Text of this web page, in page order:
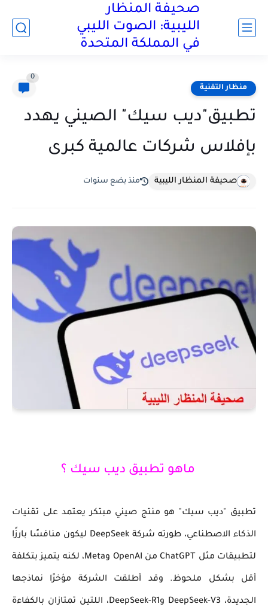
صحيفة المنظار
الليبية: الصوت الليبي
في المملكة المتحدة
منظار التقنية
0
تطبيق"ديب سيك" الصيني يهدد
بإفلاس شركات عالمية كبرى
صحيفة المنظار الليبية منذ بضع سنوات
ماهو تطبيق ديب سيك ؟
تطبيق "ديب سيك" هو منتج صيني مبتكر يعتمد على تقنيات
الذكاء الاصطناعي، طورته شركة DeepSeek ليكون منافسًا بارزًا
لتطبيقات مثل ChatGPT من OpenAI وMeta، لكنه يتميز بتكلفة
أقل بشكل ملحوظ. وقد أطلقت الشركة مؤخرًا نماذجها
الجديدة، DeepSeek-V3 وDeepSeek-R1، اللتين تمتازان بالكفاءة